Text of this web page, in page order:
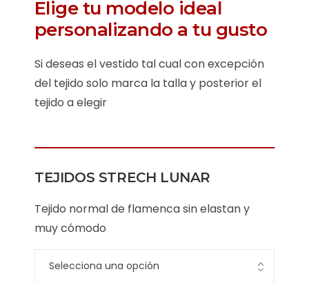
Elige tu modelo ideal
personalizando a tu gusto
Si deseas el vestido tal cual con excepción
del tejido solo marca la talla y posterior el
tejido a elegir
TEJIDOS STRECH LUNAR
Tejido normal de flamenca sin elastan y
muy cómodo